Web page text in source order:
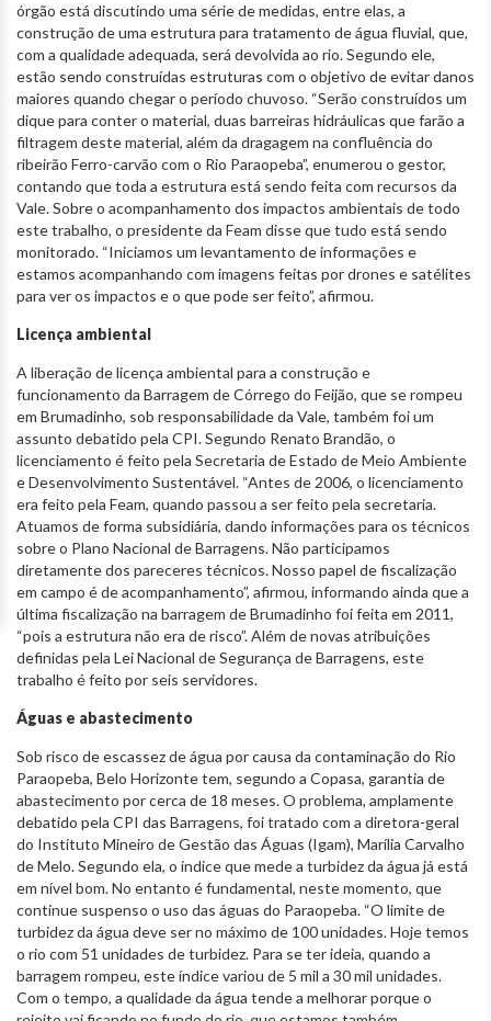
órgão está discutindo uma série de medidas, entre elas, a
construção de uma estrutura para tratamento de água fluvial, que,
com a qualidade adequada, será devolvida ao rio. Segundo ele,
estão sendo construídas estruturas com o objetivo de evitar danos
maiores quando chegar o período chuvoso. “Serão construídos um
dique para conter o material, duas barreiras hidráulicas que farão a
filtragem deste material, além da dragagem na confluência do
ribeirão Ferro-carvão com o Rio Paraopeba”, enumerou o gestor,
contando que toda a estrutura está sendo feita com recursos da
Vale. Sobre o acompanhamento dos impactos ambientais de todo
este trabalho, o presidente da Feam disse que tudo está sendo
monitorado. “Iniciamos um levantamento de informações e
estamos acompanhando com imagens feitas por drones e satélites
para ver os impactos e o que pode ser feito”, afirmou.
Licença ambiental
A liberação de licença ambiental para a construção e
funcionamento da Barragem de Córrego do Feijão, que se rompeu
em Brumadinho, sob responsabilidade da Vale, também foi um
assunto debatido pela CPI. Segundo Renato Brandão, o
licenciamento é feito pela Secretaria de Estado de Meio Ambiente
e Desenvolvimento Sustentável. “Antes de 2006, o licenciamento
era feito pela Feam, quando passou a ser feito pela secretaria.
Atuamos de forma subsidiária, dando informações para os técnicos
sobre o Plano Nacional de Barragens. Não participamos
diretamente dos pareceres técnicos. Nosso papel de fiscalização
em campo é de acompanhamento”, afirmou, informando ainda que a
última fiscalização na barragem de Brumadinho foi feita em 2011,
“pois a estrutura não era de risco”. Além de novas atribuições
definidas pela Lei Nacional de Segurança de Barragens, este
trabalho é feito por seis servidores.
Águas e abastecimento
Sob risco de escassez de água por causa da contaminação do Rio
Paraopeba, Belo Horizonte tem, segundo a Copasa, garantia de
abastecimento por cerca de 18 meses. O problema, amplamente
debatido pela CPI das Barragens, foi tratado com a diretora-geral
do Instituto Mineiro de Gestão das Águas (Igam), Marília Carvalho
de Melo. Segundo ela, o índice que mede a turbidez da água já está
em nível bom. No entanto é fundamental, neste momento, que
continue suspenso o uso das águas do Paraopeba. “O limite de
turbidez da água deve ser no máximo de 100 unidades. Hoje temos
o rio com 51 unidades de turbidez. Para se ter ideia, quando a
barragem rompeu, este índice variou de 5 mil a 30 mil unidades.
Com o tempo, a qualidade da água tende a melhorar porque o